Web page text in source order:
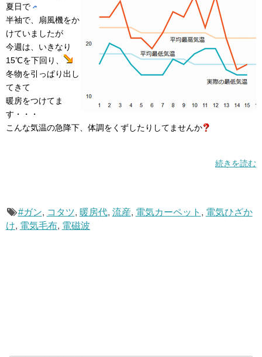
夏日で
半袖で、扇風機をか
けていましたが
今週は、いきなり
15℃を下回り、
冬物を引っぱり出し
てきて
暖房をつけてま
す・・・
こんな気温の急降下、体調をくずしたりしてませんか
続きを読む
#ガン, コタツ, 暖房代, 流産, 電気カーペット , 電気ひざか
け, 電気毛布, 電磁波